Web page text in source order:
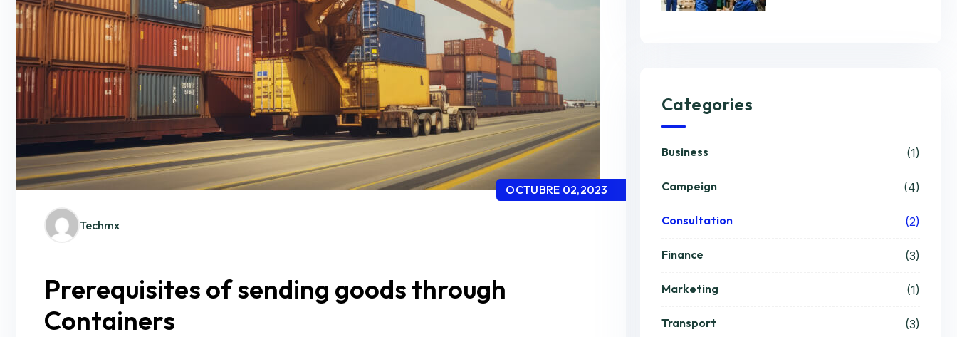
Techmx
OCTUBRE 02,2023
Prerequisites of sending goods through
Containers
Categories
Business (1)
Campeign (4)
Consultation (2)
Finance (3)
Marketing (1)
Transport (3)